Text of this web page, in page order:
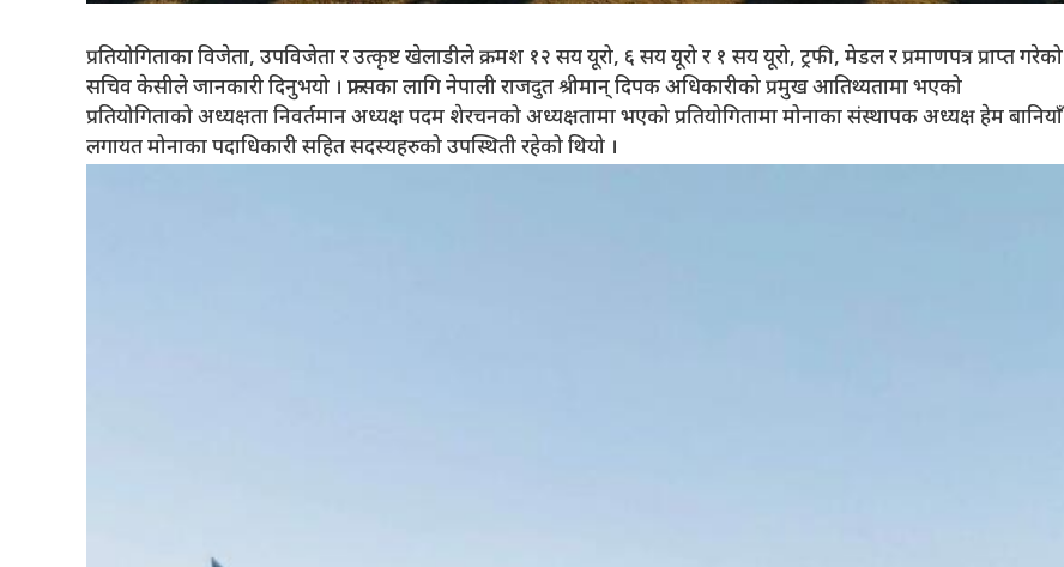
प्रतियोगिताका विजेता, उपविजेता र उत्कृष्ट खेलाडीले क्रमश १२ सय यूरो, ६ सय यूरो र १ सय यूरो, ट्रफी, मेडल र प्रमाणपत्र प्राप्त गरेको
सचिव केसीले जानकारी दिनुभयो । फ्रान्सका लागि नेपाली राजदुत श्रीमान् दिपक अधिकारीको प्रमुख आतिथ्यतामा भएको
प्रतियोगिताको अध्यक्षता निवर्तमान अध्यक्ष पदम शेरचनको अध्यक्षतामा भएको प्रतियोगितामा मोनाका संस्थापक अध्यक्ष हेम बानियाँ
लगायत मोनाका पदाधिकारी सहित सदस्यहरुको उपस्थिती रहेको थियो ।